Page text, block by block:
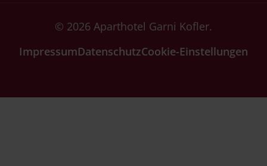
© 2026 Aparthotel Garni Kofler.
ImpressumDatenschutzCookie-Einstellungen